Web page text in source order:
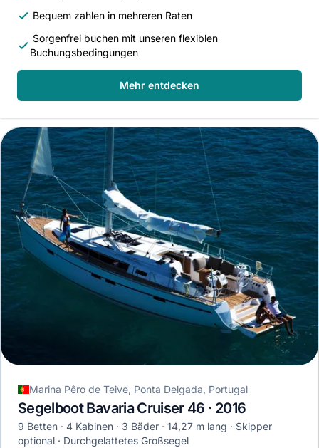
Bequem zahlen in mehreren Raten
Sorgenfrei buchen mit unseren flexiblen
Buchungsbedingungen
Mehr entdecken
Marina Pêro de Teive, Ponta Delgada, Portugal
Segelboot Bavaria Cruiser 46 · 2016
9 Betten 4 Kabinen 3 Bäder 14,27 m lang
Skipper
optional
Durchgelattetes Großsegel